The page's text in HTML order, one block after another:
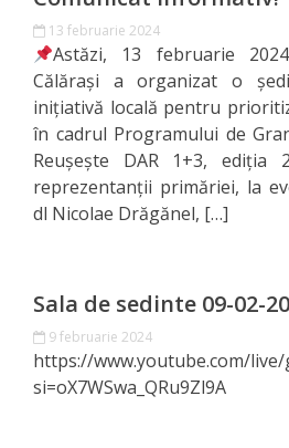
Consiliului
Dispoziții
Proiecte
de
decizii
Consiliului
Consiliul
de
13 februarie 2024
Astăzi, 13 februarie
Călărași a organizat o
inițiativă locală pentru
în cadrul Programului de
Reușește DAR 1+3, ediția
reprezentanții primăriei, la
dl Nicolae Drăgănel, […]
Sala de sedinte 09-02-
9 februarie 2024
https://www.youtube.com/live/
si=oX7WSwa_QRu9Zl9A